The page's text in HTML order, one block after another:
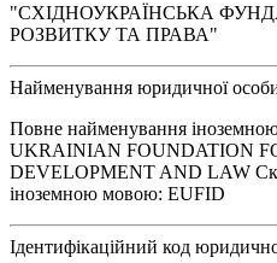
"СХІДНОУКРАЇНСЬКА
РОЗВИТКУ ТА ПРАВА"
Найменування юридичної
Повне найменування
UKRAINIAN FOUNDATION
DEVELOPMENT AND LAW
іноземною мовою: EUFID
Ідентифікаційний код